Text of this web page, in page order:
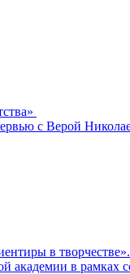
с Верой
в
академии в